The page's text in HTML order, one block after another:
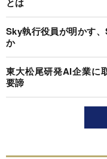
Sky執行役員が明かす
か
東大松尾研発AI企業に
要諦